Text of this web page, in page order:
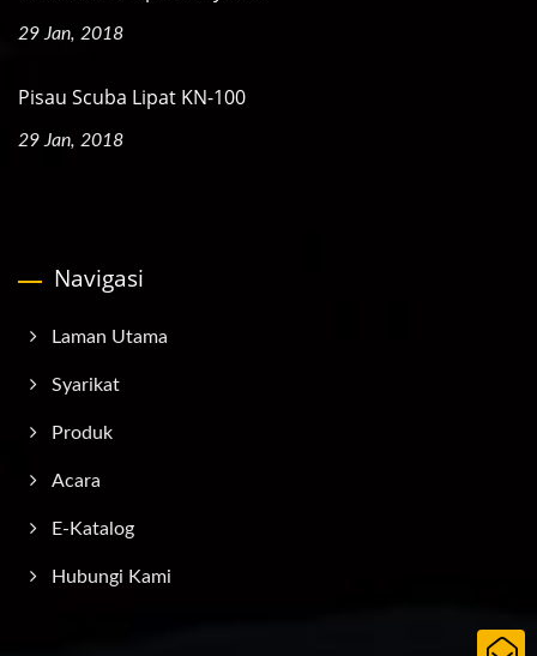
29 Jan, 2018
Pisau Scuba Lipat KN-100
29 Jan, 2018
Navigasi
Laman Utama
Syarikat
Produk
Acara
E-Katalog
Hubungi Kami